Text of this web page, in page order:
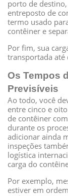
porto de
entreposto de
termo usado
contêiner e
Por fim, sua
transportada até
Os Tempos
Previsíveis
Ao todo, você
entre cinco e
de contêiner
durante os
adicionar ainda
inspeções
logística
carga do
Por exemplo,
estiver em